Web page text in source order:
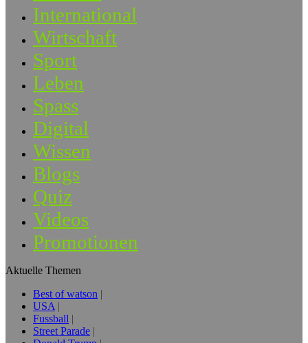
International
Wirtschaft
Sport
Leben
Spass
Digital
Wissen
Blogs
Quiz
Videos
Promotionen
Aktuelle Themen
Best of watson
USA
Fussball
Street Parade